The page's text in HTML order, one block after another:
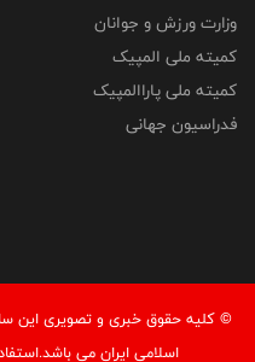
وزارت ورزش و جوانان
کمیته ملی المپیک
کمیته ملی پاراالمپیک
فدراسیون جهانی
© کليه حقوق خبری و تصويری اين
اسلامی ایران می